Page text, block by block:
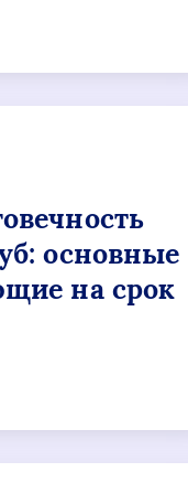
основные
на срок